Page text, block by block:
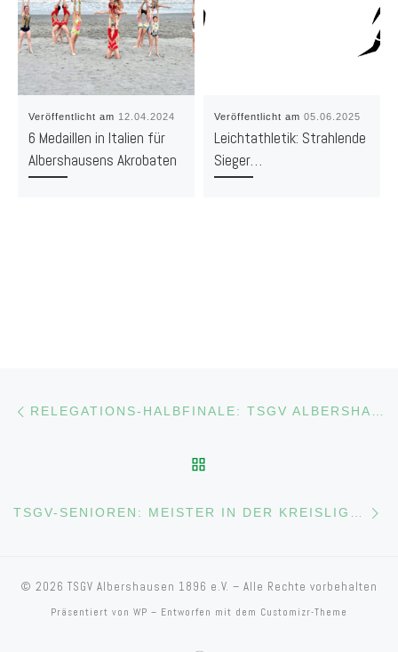
Veröffentlicht am 12.04.2024
6 Medaillen in Italien für
Albershausens Akrobaten
Veröffentlicht am05.06.2025
Leichtathletik: Strahlende
Sieger…
Beitragsnavigation RELEGATIONS-HALBFINALE: TSGV ALBERSHAUSEN SCHIESST TG BÖHMENKIRCH MIT 5:0 AB
TSGV-SENIOREN: MEISTER IN DER KREISLIGA A3
© 2026 TSGV Albershausen 1896 e.V. – Alle Rechte vorbehalten
Präsentiert von WP – Entworfen mit dem Customizr-Theme